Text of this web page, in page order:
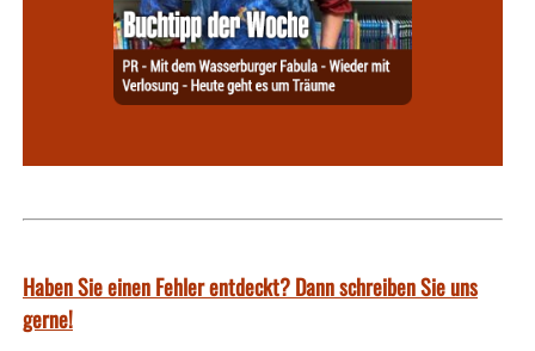
Haben Sie einen Fehler entdeckt? Dann schreiben Sie uns
gerne!